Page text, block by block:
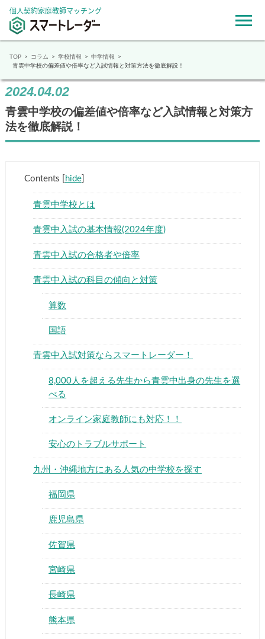
個人契約家庭教師マッチング
▶
▶
TOP コラム 学校情報
中学情報
青雲中学校の偏差値や倍率など入試情報と対策方法を徹底解説！
2024.04.02
青雲中学校の偏差値や倍率など入試情報と対策方
法を徹底解説！
Contents hide]
青雲中学校とは
青雲中入試の基本情報(2024年度)
青雲中入試の合格者や倍率
青雲中入試の科目の傾向と対策
算数
国語
青雲中入試対策ならスマートレーダー！
8,000人を超える先生から青雲中出身の先生を選
べる
オンライン家庭教師にも対応！！
安心のトラブルサポート
九州・沖縄地方にある人気の中学校を探す
福岡県
鹿児島県
佐賀県
宮崎県
長崎県
熊本県